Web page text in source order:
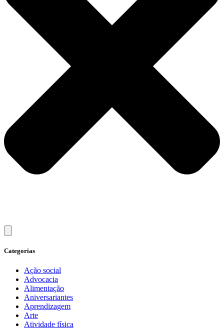
Categorias
Ação social
Advocacia
Alimentação
Aniversariantes
Aprendizagem
Arte
Atividade física